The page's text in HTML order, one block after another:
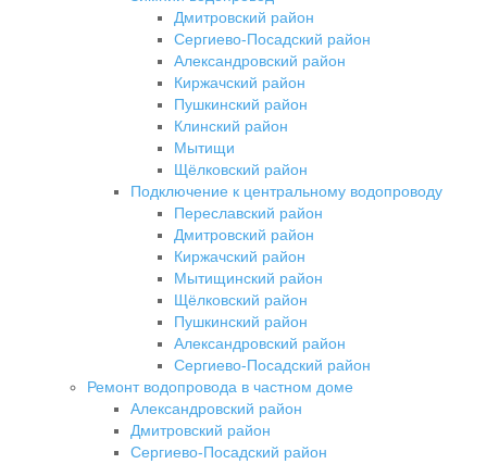
Дмитровский район
Сергиево-Посадский район
Александровский район
Киржачский район
Пушкинский район
Клинский район
Мытищи
Щёлковский район
Подключение к центральному водопроводу
Переславский район
Дмитровский район
Киржачский район
Мытищинский район
Щёлковский район
Пушкинский район
Александровский район
Сергиево-Посадский район
Ремонт водопровода в частном доме
Александровский район
Дмитровский район
Сергиево-Посадский район